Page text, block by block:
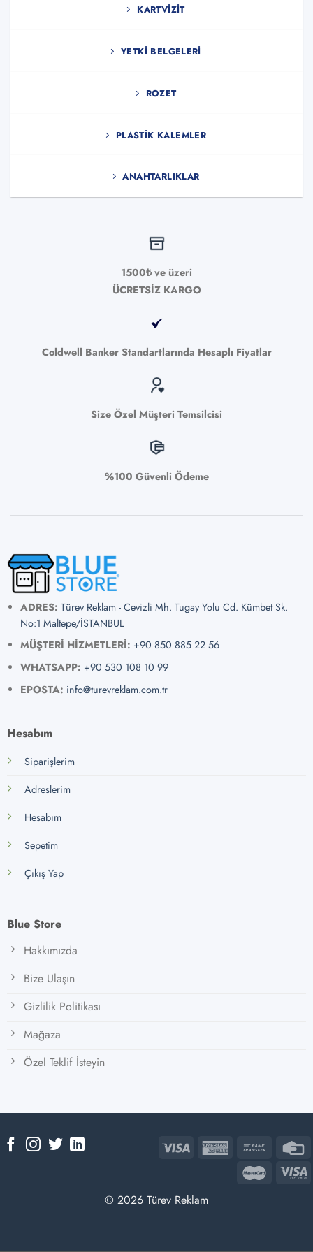
KARTVIZIT
YETKI BELGELERI
ROZET
PLASTIK KALEMLER
ANAHTARLIKLAR
1500₺ ve üzeri
ÜCRETSİZ KARGO
Coldwell Banker Standartlarında Hesaplı Fiyatlar
Size Özel Müşteri Temsilcisi
%100 Güvenli Ödeme
ADRES: Türev Reklam - Cevizli Mh. Tugay Yolu Cd. Kümbet Sk.
No:1 Maltepe/İSTANBUL
MÜŞTERİ HİZMETLERİ: +90 850 885 22 56
WHATSAPP: +90 530 108 10 99
EPOSTA: info@turevreklam.com.tr
Hesabım
Siparişlerim
Adreslerim
Hesabım
Sepetim
Çıkış Yap
Blue Store
Hakkımızda
Bize Ulaşın
Gizlilik Politikası
Mağaza
Özel Teklif İsteyin
© 2026 Türev Reklam